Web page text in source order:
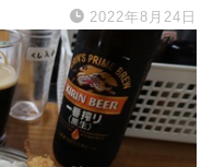
2022年8月24日